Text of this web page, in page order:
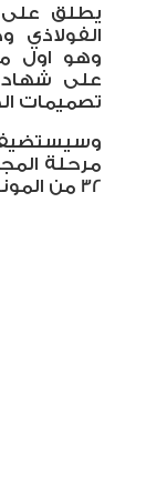
يطلق على
وهو اول
على
تصميمات
مرحلة
32 من المونديال.